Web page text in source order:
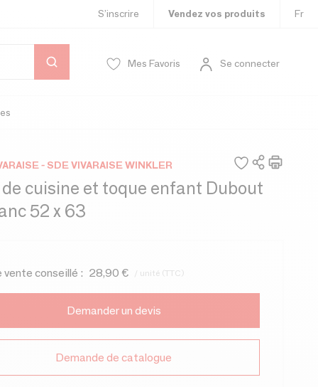
S’inscrire Vendez vos produits Fr
Mes Favoris Se connecter
- SDE VIVARAISE WINKLER
cuisine et toque enfant Dubout
52 x 63
vente conseillé : 28,90 € / unité (TTC)
Demander un devis
Demande de catalogue